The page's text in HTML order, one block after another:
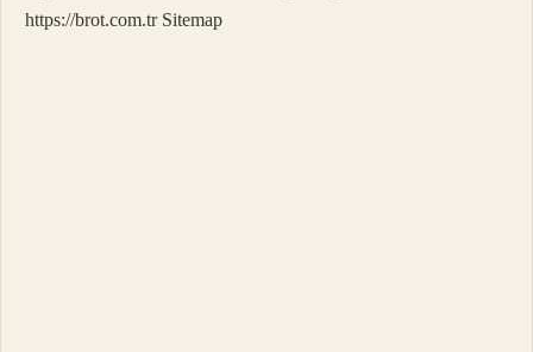
https://brot.com.tr Sitemap